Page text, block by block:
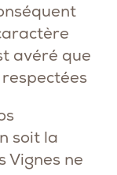
avéré que
soit la
Vignes ne